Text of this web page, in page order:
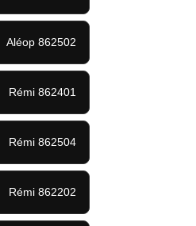
Aléop 862502
Rémi 862401
Rémi 862504
Rémi 862202